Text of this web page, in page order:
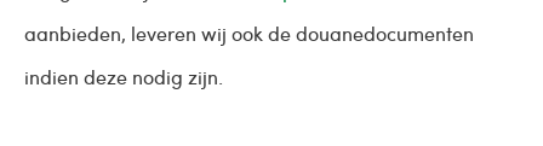
aanbieden, leveren wij ook de douanedocumenten
indien deze nodig zijn.